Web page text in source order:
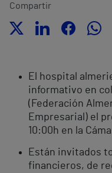
Compartir
El hospital
informativo en
(Federación
Empresarial) el
10:00h en la
Están invitados
financieros, de